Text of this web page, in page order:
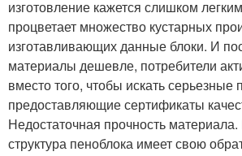
изготовление кажется слишком
процветает множество кустарных
изготавливающих данные блоки. И
материалы дешевле, потребители
вместо того, чтобы искать серьезные
предоставляющие сертификаты
Недостаточная прочность
структура пеноблока имеет свою